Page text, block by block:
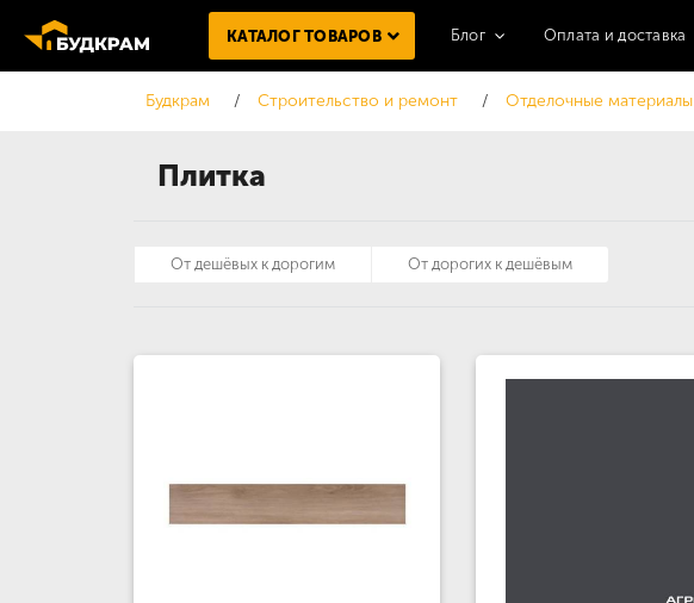
Плитка
КАТАЛОГ ТОВАРОВ Блог Оплата и доставка
Будкрам Строительство и ремонт Отделочные материалы
От дешёвых к дорогим От дорогих к дешёвым